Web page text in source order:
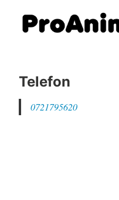
Telefon
0721795620